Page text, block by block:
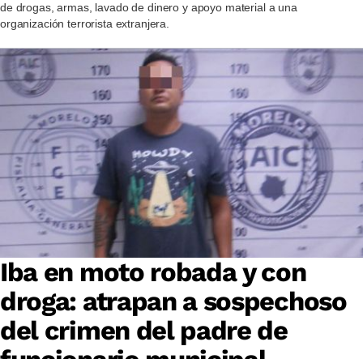
de drogas, armas, lavado de dinero y apoyo material a una
organización terrorista extranjera.
Iba en moto robada y con
droga: atrapan a sospechoso
del crimen del padre de